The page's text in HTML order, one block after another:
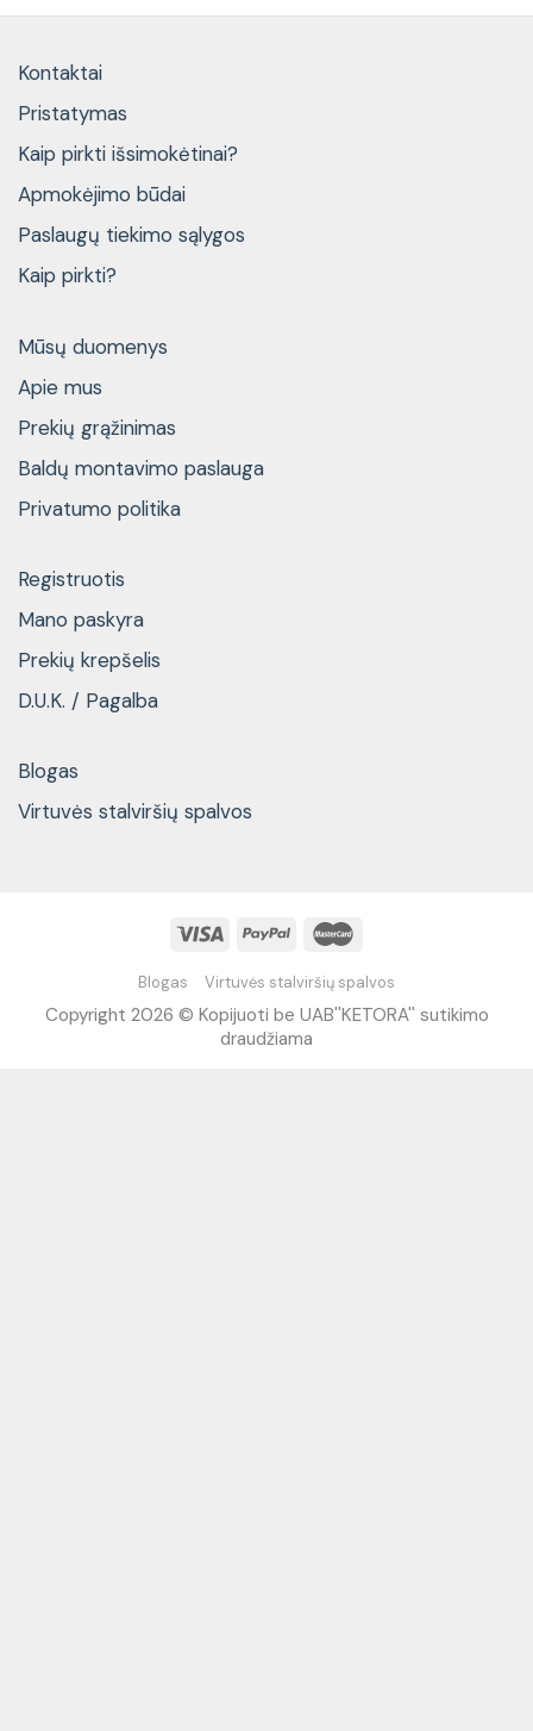
Kontaktai
Pristatymas
Kaip pirkti išsimokėtinai?
Apmokėjimo būdai
Paslaugų tiekimo sąlygos
Kaip pirkti?
Mūsų duomenys
Apie mus
Prekių grąžinimas
Baldų montavimo paslauga
Privatumo politika
Registruotis
Mano paskyra
Prekių krepšelis
D.U.K. / Pagalba
Blogas
Virtuvės stalviršių spalvos
Blogas Virtuvės stalviršių spalvos
Copyright 2026 © Kopijuoti be UAB''KETORA'' sutikimo
draudžiama